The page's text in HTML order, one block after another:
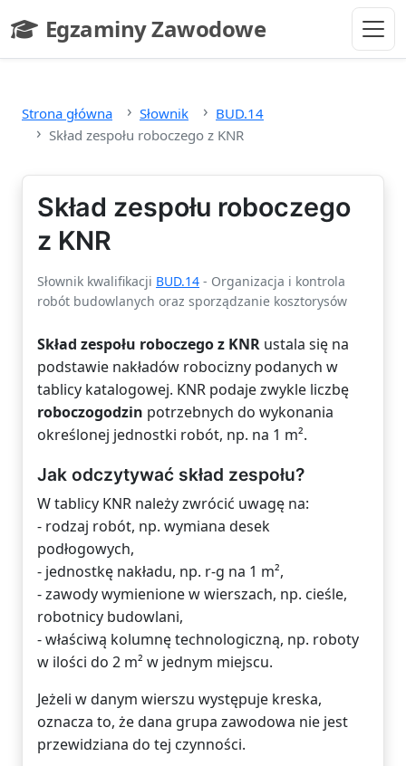
Egzaminy Zawodowe
- strona główna
Strona główna Słownik
BUD.14
Skład zespołu roboczego z KNR
Skład zespołu roboczego
z KNR
Słownik kwalifikacji BUD.14 - Organizacja i kontrola
robót budowlanych oraz sporządzanie kosztorysów
Skład zespołu roboczego z KNR ustala się na
podstawie nakładów robocizny podanych w
tablicy katalogowej. KNR podaje zwykle liczbę
roboczogodzin potrzebnych do wykonania
określonej jednostki robót, np. na 1 m².
Jak odczytywać skład zespołu?
W tablicy KNR należy zwrócić uwagę na:
- rodzaj robót, np. wymiana desek
podłogowych,
- jednostkę nakładu, np. r-g na 1 m²,
- zawody wymienione w wierszach, np. cieśle,
robotnicy budowlani,
- właściwą kolumnę technologiczną, np. roboty
w ilości do 2 m² w jednym miejscu.
Jeżeli w danym wierszu występuje kreska,
oznacza to, że dana grupa zawodowa nie jest
przewidziana do tej czynności.